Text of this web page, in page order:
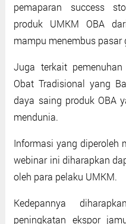
pemaparan success
produk UMKM OBA
mampu menembus pasar
Juga terkait
Obat Tradisional yang
daya saing produk OBA
mendunia.
Informasi yang diperoleh
webinar ini diharapkan
oleh para pelaku UMKM.
Kedepannya
peningkatan ekspor